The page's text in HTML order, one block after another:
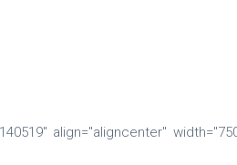
align="aligncenter"